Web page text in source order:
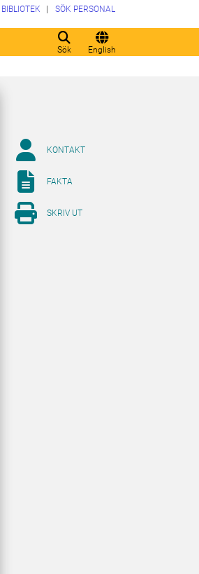
Sök English
BIBLIOTEK SÖK PERSONAL
KONTAKT
FAKTA
SKRIV UT